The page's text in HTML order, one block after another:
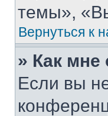
темы»,
Вернуться к
» Как мне
Если вы